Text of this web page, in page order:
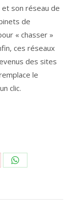
son réseau de
de
« chasser »
ces réseaux
des sites
le
clic.
Share
WhatsApp